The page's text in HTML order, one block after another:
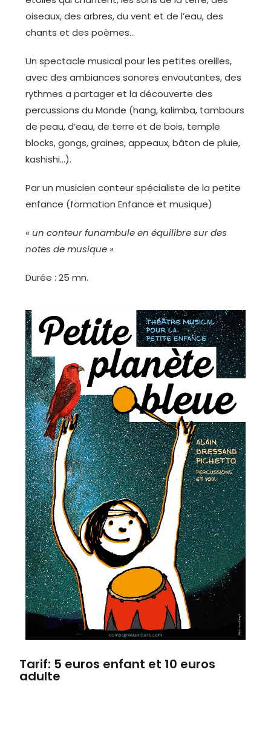
oiseaux, des arbres, du vent et de l’eau, des
chants et des poèmes…
Un spectacle musical pour les petites oreilles,
avec des ambiances sonores envoutantes, des
rythmes a partager et la découverte des
percussions du Monde (hang, kalimba, tambours
de peau, d’eau, de terre et de bois, temple
blocks, gongs, graines, appeaux, bâton de pluie,
kashishi…).
Par un musicien conteur spécialiste de la petite
enfance (formation Enfance et musique)
« un conteur funambule en équilibre sur des
notes de musique »
Durée : 25 mn.
Tarif: 5 euros enfant et 10 euros
adulte